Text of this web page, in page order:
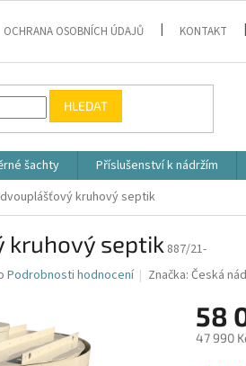
OCHRANA OSOBNÍCH ÚDAJŮ KONTAKT
HLEDAT
šachty
Příslušenství k nádržím
kruhový septik
kruhový septik 887/21-
Podrobnosti hodnocení Značka:Česká
58
47 990